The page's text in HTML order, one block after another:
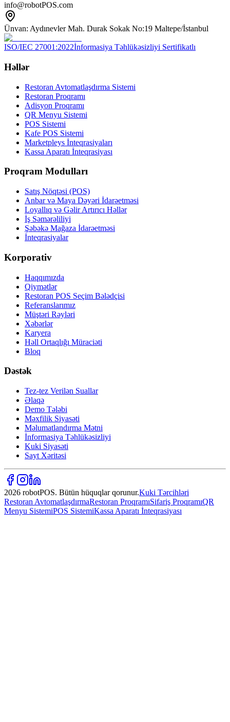
info@robotPOS.com
Ünvan: Aydınevler Mah. Durak Sokak No:19 Maltepe/İstanbul
ISO/IEC 27001:2022İnformasiya Təhlükəsizliyi Sertifikatlı
Həllər
Restoran Avtomatlaşdırma Sistemi
Restoran Proqramı
Adisyon Proqramı
QR Menyu Sistemi
POS Sistemi
Kafe POS Sistemi
Marketpleys İnteqrasiyaları
Kassa Aparatı İnteqrasiyası
Proqram Modulları
Satış Nöqtəsi (POS)
Anbar və Maya Dəyəri İdarəetməsi
Loyallıq və Gəlir Artırıcı Həllər
İş Səmərəliliyi
Şəbəkə Mağaza İdarəetməsi
İnteqrasiyalar
Korporativ
Haqqımızda
Qiymətlər
Restoran POS Seçim Bələdçisi
Referanslarımız
Müştəri Rəyləri
Xəbərlər
Karyera
Həll Ortaqlığı Müraciəti
Bloq
Dəstək
Tez-tez Verilən Suallar
Əlaqə
Demo Tələbi
Məxfilik Siyasəti
Məlumatlandırma Mətni
İnformasiya Təhlükəsizliyi
Kuki Siyasəti
Sayt Xəritəsi
2026 robotPOS. Bütün hüquqlar qorunur.Kuki Tərcihləri
Restoran AvtomatlaşdırmaRestoran ProqramıSifariş ProqramıQR
Menyu SistemiPOS SistemiKassa Aparatı İnteqrasiyası